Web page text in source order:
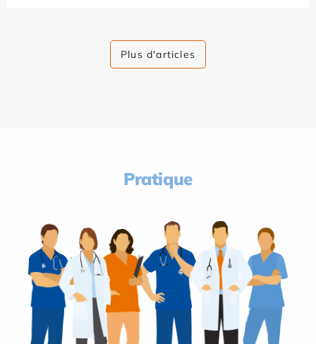
Plus d'articles
Pratique